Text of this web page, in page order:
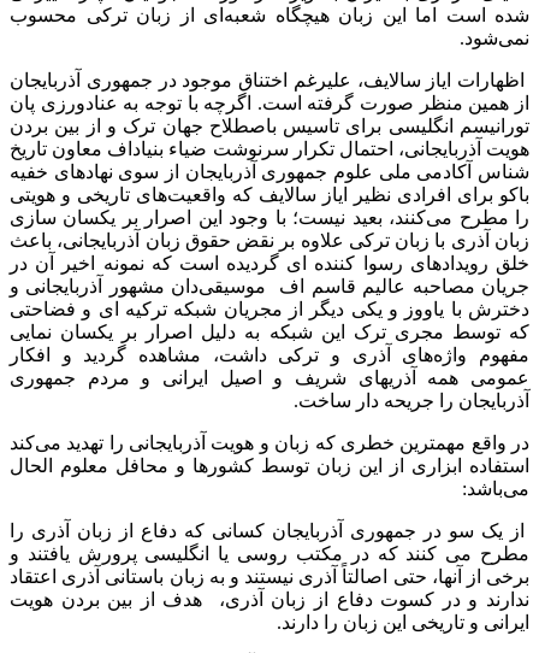
شده است اما این زبان هیچگاه شعبه‌ای از زبان ترکی محسوب
نمی‌شود.
اظهارات ایاز سالایف، علیرغم اختناق موجود در جمهوری آذربایجان
از همین منظر صورت گرفته است. اگرچه با توجه به عنادورزی پان
تورانیسم انگلیسی برای تاسیس باصطلاح جهان ترک و از بین بردن
هویت آذربایجانی، احتمال تکرار سرنوشت ضیاء بنیاداف معاون تاریخ
شناس آکادمی ملی علوم جمهوری آذربایجان از سوی نهادهای خفیه
باکو برای افرادی نظیر ایاز سالایف که واقعیت‌های تاریخی و هویتی
را مطرح می‌کنند، بعید نیست؛ با وجود این اصرار بر یکسان سازی
زبان آذری با زبان ترکی علاوه بر نقض حقوق زبان آذربایجانی، باعث
خلق رویدادهای رسوا کننده ای گردیده است که نمونه اخیر آن در
جریان مصاحبه عالیم قاسم اف موسیقی‌دان مشهور آذربایجانی و
دخترش با یاووز و یکی دیگر از مجریان شبکه ترکیه ای و فضاحتی
که توسط مجری ترک این شبکه به دلیل اصرار بر یکسان نمایی
مفهوم واژه‌های آذری و ترکی داشت، مشاهده گردید و افکار
عمومی همه آذریهای شریف و اصیل ایرانی و مردم جمهوری
آذربایجان را جریحه دار ساخت.
در واقع مهمترین خطری که زبان و هویت آذربایجانی را تهدید می‌کند
استفاده ابزاری از این زبان توسط کشورها و محافل معلوم الحال
می‌باشد:
از یک سو در جمهوری آذربایجان کسانی که دفاع از زبان آذری را
مطرح می کنند که در مکتب روسی یا انگلیسی پرورش یافتند و
برخی از آنها، حتی اصالتاً آذری نیستند و به زبان باستانی آذری اعتقاد
ندارند و در کسوت دفاع از زبان آذری، هدف از بین بردن هویت
ایرانی و تاریخی این زبان را دارند.